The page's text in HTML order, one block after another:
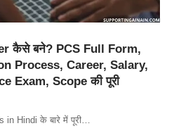
कैसे बने? PCS Full Form,
Process, Career, Salary,
Exam, Scope की पूरी
Hindi के बारे में पूरी…